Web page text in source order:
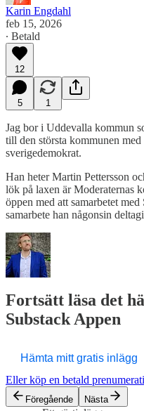
Karin Engdahl
feb 15, 2026
∙ Betald
12
5 1
Jag bor i Uddevalla kommun
till den största kommunen
sverigedemokrat.
Han heter Martin Pettersson
lök på laxen är Moderaternas
öppen med att samarbetet
samarbete han någonsin
Fortsätt läsa det
Substack Appen
Hämta mitt gratis inlägg
Eller köp en betald
Föregående Nästa